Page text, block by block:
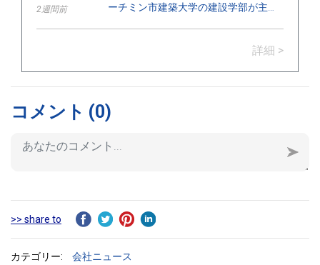
2週間前
ーチミン市建築大学の建設学部が主催
詳細 >
コメント (0)
>> share to
カテゴリー: 会社ニュース